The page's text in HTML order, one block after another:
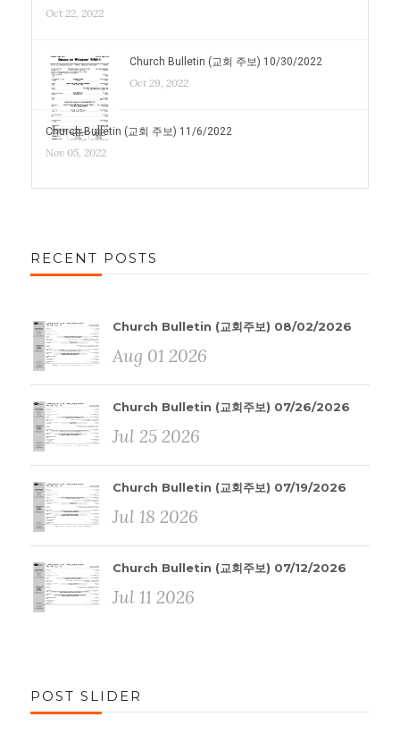
Oct 22, 2022
Church Bulletin (교회 주보) 10/30/2022
Oct 29, 2022
Church Bulletin (교회 주보) 11/6/2022
Nov 05, 2022
RECENT POSTS
Church Bulletin (교회주보) 08/02/2026
Aug 01 2026
Church Bulletin (교회주보) 07/26/2026
Jul 25 2026
Church Bulletin (교회주보) 07/19/2026
Jul 18 2026
Church Bulletin (교회주보) 07/12/2026
Jul 11 2026
POST SLIDER